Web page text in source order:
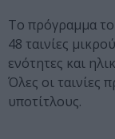
To πρόγραμμα
48 ταινίες
ενότητες και
Όλες οι ταινίες
υποτίτλους.